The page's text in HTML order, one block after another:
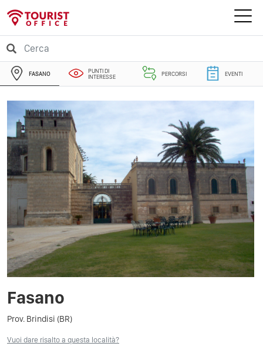
FASANO
PUNTI DI
INTERESSE
PERCORSI EVENTI
Fasano
Prov. Brindisi (BR)
Vuoi dare risalto a questa località?